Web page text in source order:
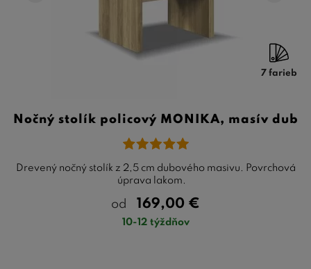
7 farieb
Nočný stolík policový MONIKA, masív dub
Drevený nočný stolík z 2,5 cm dubového masivu. Povrchová
úprava lakom.
od 169,00 €
10-12 týždňov